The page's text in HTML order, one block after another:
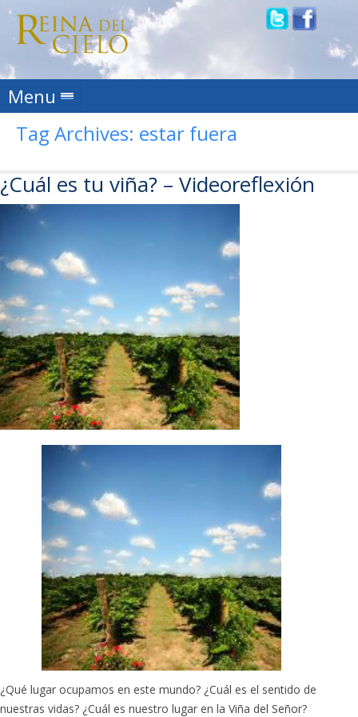
Menu Skip to content
Tag Archives: estar fuera
¿Cuál es tu viña? – Videoreflexión
¿Qué lugar ocupamos en este mundo? ¿Cuál es el sentido de
nuestras vidas? ¿Cuál es nuestro lugar en la Viña del Señor?